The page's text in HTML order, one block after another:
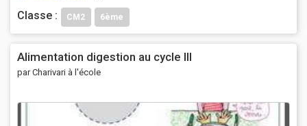
Classe :
CM2 6ème
Alimentation digestion au cycle III
par Charivari à l'école